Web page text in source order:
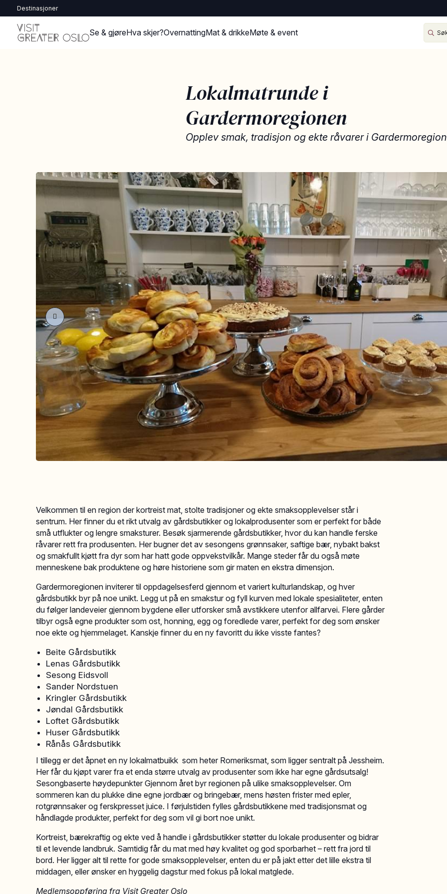
Destinasjoner
Se & gjøreHva skjer?OvernattingMat & drikkeMøte & event
Lokalmatrunde i
Gardermoregionen
Opplev smak, tradisjon og ekte råvarer i
Velkommen til en region der kortreist mat, stolte tradisjoner og ekte smaksopplevelser står i
sentrum. Her finner du et rikt utvalg av gårdsbutikker og lokalprodusenter som er perfekt for både
små utflukter og lengre smaksturer. Besøk sjarmerende gårdsbutikker, hvor du kan handle ferske
råvarer rett fra produsenten. Her bugner det av sesongens grønnsaker, saftige bær, nybakt bakst
og smakfullt kjøtt fra dyr som har hatt gode oppvekstvilkår. Mange steder får du også møte
menneskene bak produktene og høre historiene som gir maten en ekstra dimensjon.
Gardermoregionen inviterer til oppdagelsesferd gjennom et variert kulturlandskap, og hver
gårdsbutikk byr på noe unikt. Legg ut på en smakstur og fyll kurven med lokale spesialiteter, enten
du følger landeveier gjennom bygdene eller utforsker små avstikkere utenfor allfarvei. Flere gårder
tilbyr også egne produkter som ost, honning, egg og foredlede varer, perfekt for deg som ønsker
noe ekte og hjemmelaget. Kanskje finner du en ny favoritt du ikke visste fantes?
Beite Gårdsbutikk
Lenas Gårdsbutikk
Sesong Eidsvoll
Sander Nordstuen
Kringler Gårdsbutikk
Jøndal Gårdsbutikk
Loftet Gårdsbutikk
Huser Gårdsbutikk
Rånås Gårdsbutikk
I tillegg er det åpnet en ny lokalmatbuikk som heter Romeriksmat, som ligger sentralt på Jessheim.
Her får du kjøpt varer fra et enda større utvalg av produsenter som ikke har egne gårdsutsalg!
Sesongbaserte høydepunkter Gjennom året byr regionen på ulike smaksopplevelser. Om
sommeren kan du plukke dine egne jordbær og bringebær, mens høsten frister med epler,
rotgrønnsaker og ferskpresset juice. I førjulstiden fylles gårdsbutikkene med tradisjonsmat og
håndlagde produkter, perfekt for deg som vil gi bort noe unikt.
Kortreist, bærekraftig og ekte ved å handle i gårdsbutikker støtter du lokale produsenter og bidrar
til et levende landbruk. Samtidig får du mat med høy kvalitet og god sporbarhet – rett fra jord til
bord. Her ligger alt til rette for gode smaksopplevelser, enten du er på jakt etter det lille ekstra til
middagen, eller ønsker en hyggelig dagstur med fokus på lokal matglede.
Medlemsoppføring fra Visit Greater Oslo